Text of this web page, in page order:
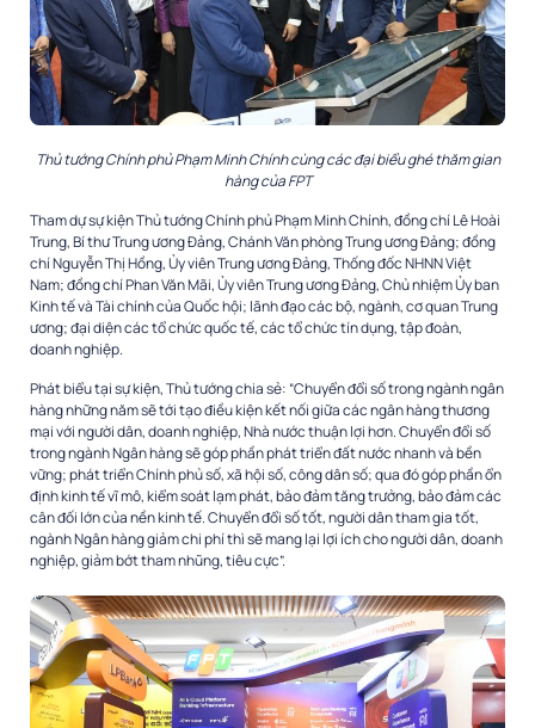
Thủ tướng Chính phủ Phạm Minh Chính cùng các đại biểu ghé thăm gian
hàng của FPT
Tham dự sự kiện Thủ tướng Chính phủ Phạm Minh Chính, đồng chí Lê Hoài
Trung, Bí thư Trung ương Đảng, Chánh Văn phòng Trung ương Đảng; đồng
chí Nguyễn Thị Hồng, Ủy viên Trung ương Đảng, Thống đốc NHNN Việt
Nam; đồng chí Phan Văn Mãi, Ủy viên Trung ương Đảng, Chủ nhiệm Ủy ban
Kinh tế và Tài chính của Quốc hội; lãnh đạo các bộ, ngành, cơ quan Trung
ương; đại diện các tổ chức quốc tế, các tổ chức tín dụng, tập đoàn,
doanh nghiệp.
Phát biểu tại sự kiện, Thủ tướng chia sẻ: “Chuyển đổi số trong ngành ngân
hàng những năm sẽ tới tạo điều kiện kết nối giữa các ngân hàng thương
mại với người dân, doanh nghiệp, Nhà nước thuận lợi hơn. Chuyển đổi số
trong ngành Ngân hàng sẽ góp phần phát triển đất nước nhanh và bền
vững; phát triển Chính phủ số, xã hội số, công dân số; qua đó góp phần ổn
định kinh tế vĩ mô, kiểm soát lạm phát, bảo đảm tăng trưởng, bảo đảm các
cân đối lớn của nền kinh tế. Chuyển đổi số tốt, người dân tham gia tốt,
ngành Ngân hàng giảm chi phí thì sẽ mang lại lợi ích cho người dân, doanh
nghiệp, giảm bớt tham nhũng, tiêu cực”.